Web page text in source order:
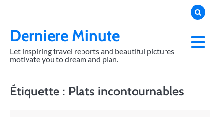
contentDerniere Minute
Let inspiring travel reports and beautiful pictures
motivate you to dream and plan.
Étiquette : Plats incontournables